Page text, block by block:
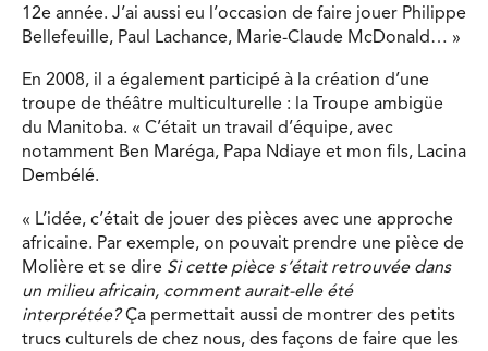
12e année. J’ai aussi eu l’occasion de faire jouer Philippe
Bellefeuille, Paul Lachance, Marie-Claude McDonald… »
En 2008, il a également participé à la création d’une
troupe de théâtre multiculturelle : la Troupe ambigüe
du Manitoba. « C’était un travail d’équipe, avec
notamment Ben Maréga, Papa Ndiaye et mon fils, Lacina
Dembélé.
« L’idée, c’était de jouer des pièces avec une approche
africaine. Par exemple, on pouvait prendre une pièce de
Molière et se dire Si cette pièce s’était retrouvée dans
un milieu africain, comment aurait-elle été
interprétée?Ça permettait aussi de montrer des petits
trucs culturels de chez nous, des façons de faire que les